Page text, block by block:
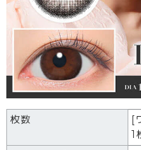
枚数
[
1